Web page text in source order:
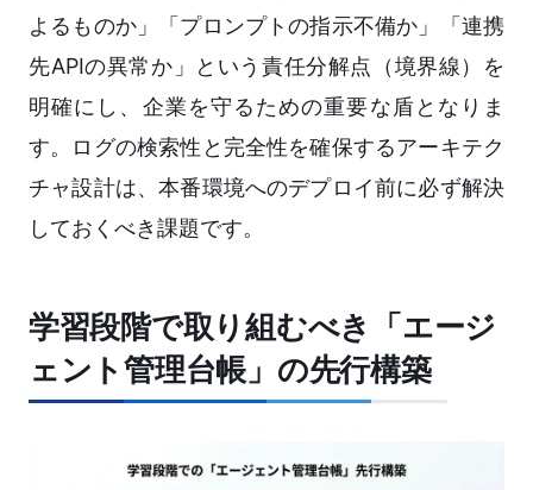
よるものか」「プロンプトの指示不備か」「連携
先APIの異常か」という責任分解点（境界線）を
明確にし、企業を守るための重要な盾となりま
す。ログの検索性と完全性を確保するアーキテク
チャ設計は、本番環境へのデプロイ前に必ず解決
しておくべき課題です。
学習段階で取り組むべき「エージ
ェント管理台帳」の先行構築